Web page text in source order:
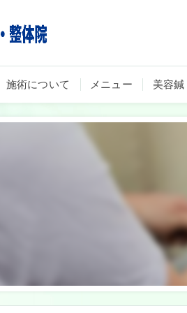
施術について メニュー 美容鍼